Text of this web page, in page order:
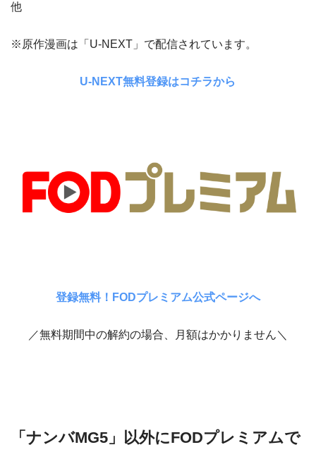
他
※原作漫画は「U-NEXT」で配信されています。
U-NEXT無料登録はコチラから
登録無料！FODプレミアム公式ページへ
／無料期間中の解約の場合、月額はかかりません＼
「ナンバMG5」以外にFODプレミアムで